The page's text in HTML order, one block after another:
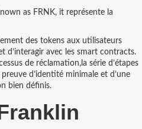
as FRNK, it représente la
des tokens aux utilisateurs
d’interagir avec les smart contracts.
de réclamation, la série d’étapes
d’identité minimale et d’une
bien définis.